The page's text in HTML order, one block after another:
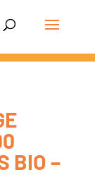
BIO –